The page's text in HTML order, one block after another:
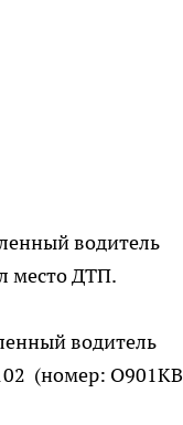
водитель
место ДТП.
водитель
(номер: О901КВ